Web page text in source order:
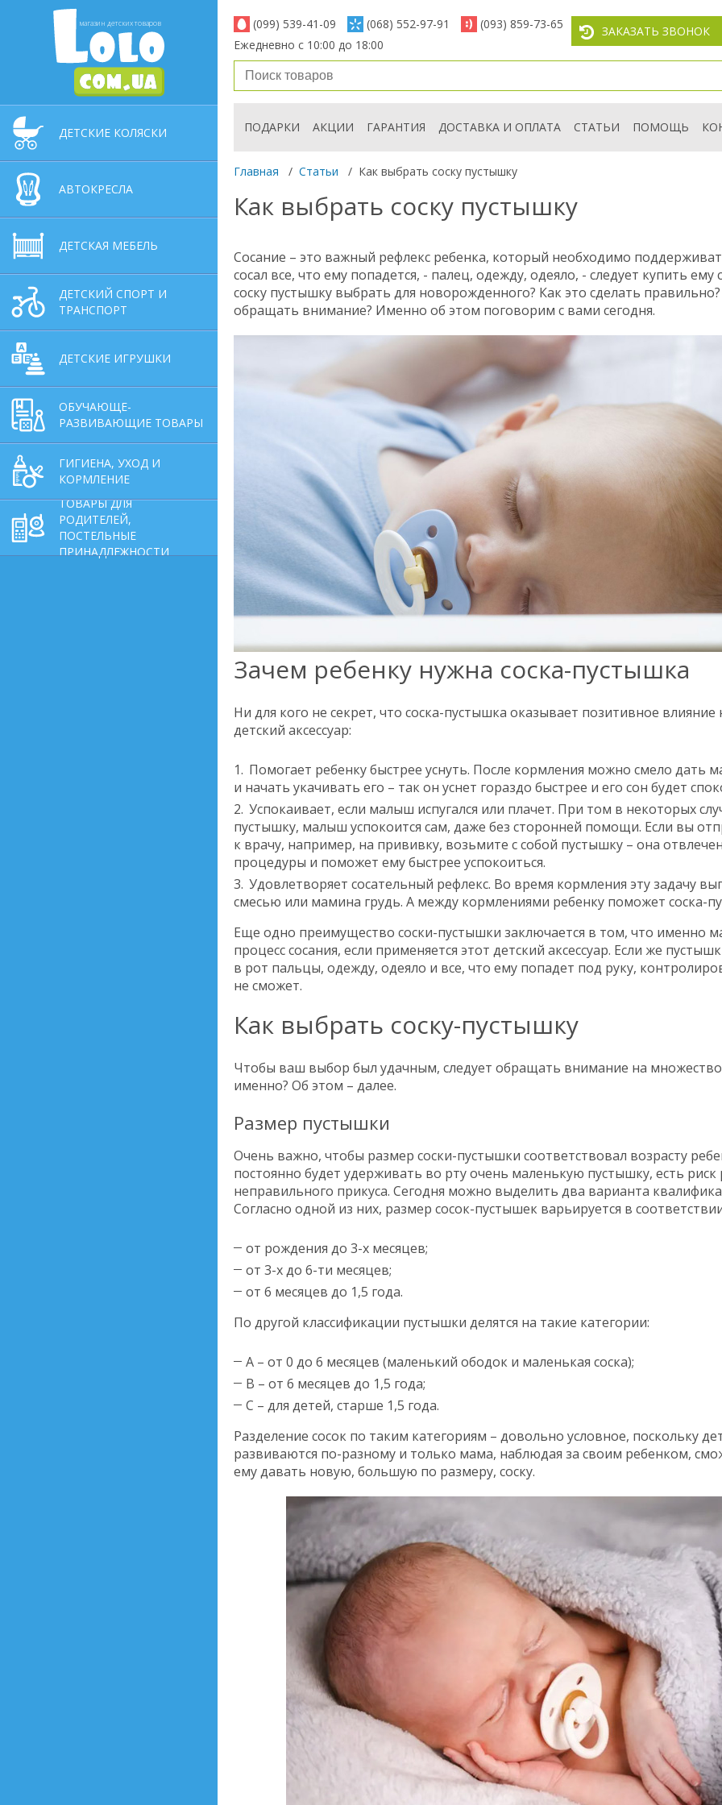
магазин детских товаров
ДЕТСКИЕ КОЛЯСКИ
АВТОКРЕСЛА
ДЕТСКАЯ МЕБЕЛЬ
ДЕТСКИЙ СПОРТ И
ТРАНСПОРТ
ДЕТСКИЕ ИГРУШКИ
ОБУЧАЮЩЕ-
РАЗВИВАЮЩИЕ ТОВАРЫ
ГИГИЕНА, УХОД И
КОРМЛЕНИЕ
ТОВАРЫ ДЛЯ
РОДИТЕЛЕЙ,
ПОСТЕЛЬНЫЕ
ПРИНАДЛЕЖНОСТИ
(099) 539-41-09 (068) 552-97-91
(093) 859-73-65
Ежедневно с 10:00 до 18:00
ЗАКАЗАТЬ ЗВОНОК
ПОДАРКИ АКЦИИ ГАРАНТИЯ ДОСТАВКА И ОПЛАТА СТАТЬИ ПОМОЩЬ
Главная / Статьи / Как выбрать соску пустышку
Как выбрать соску пустышку
Сосание – это важный рефлекс ребенка, который необходимо
сосал все, что ему попадется, - палец, одежду, одеяло, - следует купить ему
соску пустышку выбрать для новорожденного? Как это сделать
обращать внимание? Именно об этом поговорим с вами сегодня.
Зачем ребенку нужна соска-пустышка
Ни для кого не секрет, что соска-пустышка оказывает позитивное
детский аксессуар:
Помогает ребенку быстрее уснуть. После кормления можно смело дать
и начать укачивать его – так он уснет гораздо быстрее и его сон будет
Успокаивает, если малыш испугался или плачет. При том в некоторых
пустышку, малыш успокоится сам, даже без сторонней помощи. Если вы
к врачу, например, на прививку, возьмите с собой пустышку – она
процедуры и поможет ему быстрее успокоиться.
Удовлетворяет сосательный рефлекс. Во время кормления эту задачу
смесью или мамина грудь. А между кормлениями ребенку поможет соска-
Еще одно преимущество соски-пустышки заключается в том, что именно
процесс сосания, если применяется этот детский аксессуар. Если же
в рот пальцы, одежду, одеяло и все, что ему попадет под руку,
не сможет.
Как выбрать соску-пустышку
Чтобы ваш выбор был удачным, следует обращать внимание на
именно? Об этом – далее.
Размер пустышки
Очень важно, чтобы размер соски-пустышки соответствовал возрасту
постоянно будет удерживать во рту очень маленькую пустышку, есть риск
неправильного прикуса. Сегодня можно выделить два варианта
Согласно одной из них, размер сосок-пустышек варьируется в
от рождения до 3-х месяцев;
от 3-х до 6-ти месяцев;
от 6 месяцев до 1,5 года.
По другой классификации пустышки делятся на такие категории:
А – от 0 до 6 месяцев (маленький ободок и маленькая соска);
В – от 6 месяцев до 1,5 года;
С – для детей, старше 1,5 года.
Разделение сосок по таким категориям – довольно условное, поскольку
развиваются по-разному и только мама, наблюдая за своим ребенком,
ему давать новую, большую по размеру, соску.